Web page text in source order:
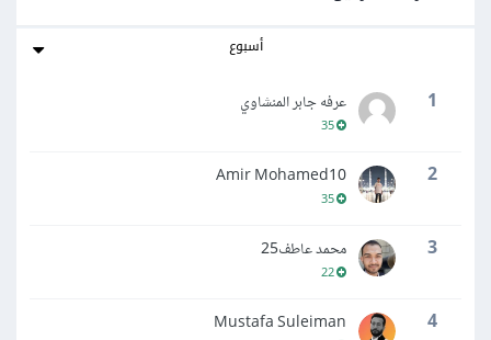
أسبوع
1 عرفه جابر المنشاوي
2
Amir Mohamed10
3 محمد عاطف25
4
Mustafa Suleiman